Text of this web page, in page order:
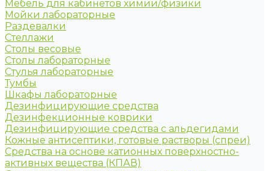
Мебель для кабинетов химии/физики
Мойки лабораторные
Раздевалки
Стеллажи
Столы весовые
Столы лабораторные
Стулья лабораторные
Тумбы
Шкафы лабораторные
Дезинфицирующие средства
Дезинфекционные коврики
Дезинфицирующие средства с альдегидами
Кожные антисептики, готовые растворы (спреи)
Средства на основе катионных поверхностно-
активных вещества (КПАВ)